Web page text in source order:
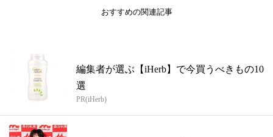
おすすめの関連記事
編集者が選ぶ【iHerb】で今買うべきもの10
選
PR(iHerb)